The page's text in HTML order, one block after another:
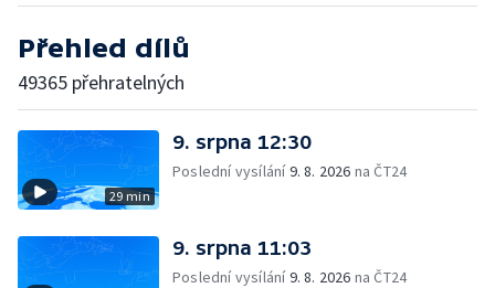
Přehled dílů
49365 přehratelných
29 min
9. srpna 12:30
Poslední vysílání9. 8. 2026 na ČT24
9. srpna 11:03
Poslední vysílání9. 8. 2026 na ČT24